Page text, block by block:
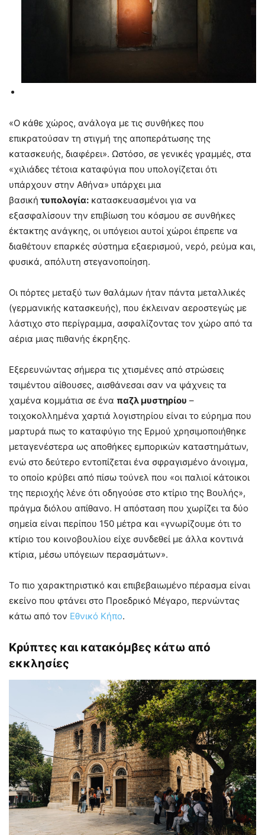
«Ο κάθε χώρος, ανάλογα με τις συνθήκες που
επικρατούσαν τη στιγμή της αποπεράτωσης της
κατασκευής, διαφέρει». Ωστόσο, σε γενικές γραμμές, στα
«χιλιάδες τέτοια καταφύγια που υπολογίζεται ότι
υπάρχουν στην Αθήνα» υπάρχει μια
βασική τυπολογία: κατασκευασμένοι για να
εξασφαλίσουν την επιβίωση του κόσμου σε συνθήκες
έκτακτης ανάγκης, οι υπόγειοι αυτοί χώροι έπρεπε να
διαθέτουν επαρκές σύστημα εξαερισμού, νερό, ρεύμα και,
φυσικά, απόλυτη στεγανοποίηση.
Οι πόρτες μεταξύ των θαλάμων ήταν πάντα μεταλλικές
(γερμανικής κατασκευής), που έκλειναν αεροστεγώς με
λάστιχο στο περίγραμμα, ασφαλίζοντας τον χώρο από τα
αέρια μιας πιθανής έκρηξης.
Εξερευνώντας σήμερα τις χτισμένες από στρώσεις
τσιμέντου αίθουσες, αισθάνεσαι σαν να ψάχνεις τα
χαμένα κομμάτια σε ένα παζλ μυστηρίου –
τοιχοκολλημένα χαρτιά λογιστηρίου είναι το εύρημα που
μαρτυρά πως το καταφύγιο της Ερμού χρησιμοποιήθηκε
μεταγενέστερα ως αποθήκες εμπορικών καταστημάτων,
ενώ στο δεύτερο εντοπίζεται ένα σφραγισμένο άνοιγμα,
το οποίο κρύβει από πίσω τούνελ που «οι παλιοί κάτοικοι
της περιοχής λένε ότι οδηγούσε στο κτίριο της Βουλής»,
πράγμα διόλου απίθανο. Η απόσταση που χωρίζει τα δύο
σημεία είναι περίπου 150 μέτρα και «γνωρίζουμε ότι το
κτίριο του κοινοβουλίου είχε συνδεθεί με άλλα κοντινά
κτίρια, μέσω υπόγειων περασμάτων».
Το πιο χαρακτηριστικό και επιβεβαιωμένο πέρασμα είναι
εκείνο που φτάνει στο Προεδρικό Μέγαρο, περνώντας
κάτω από τον Εθνικό Κήπο.
Κρύπτες και κατακόμβες κάτω από
εκκλησίες